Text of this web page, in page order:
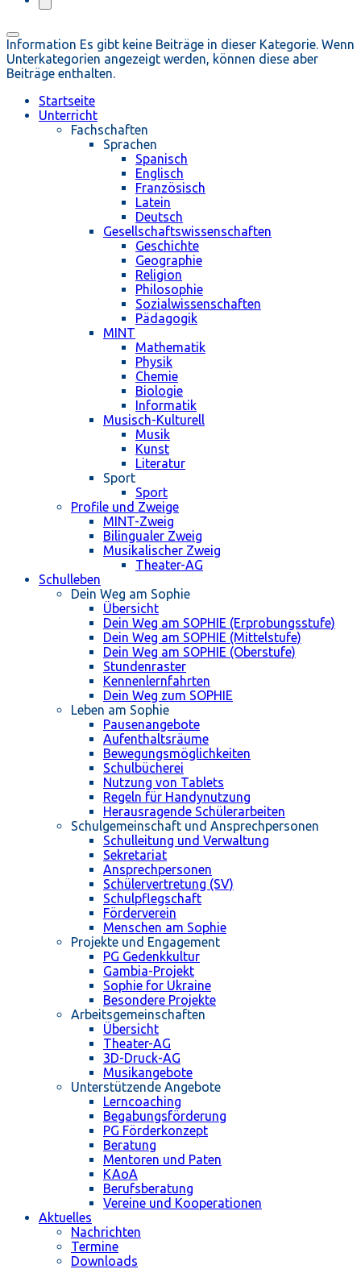
Information Es gibt keine Beiträge in dieser Kategorie. Wenn
Unterkategorien angezeigt werden, können diese aber
Beiträge enthalten.
Startseite
Unterricht
Fachschaften
Sprachen
Spanisch
Englisch
Französisch
Latein
Deutsch
Gesellschaftswissenschaften
Geschichte
Geographie
Religion
Philosophie
Sozialwissenschaften
Pädagogik
MINT
Mathematik
Physik
Chemie
Biologie
Informatik
Musisch-Kulturell
Musik
Kunst
Literatur
Sport
Sport
Profile und Zweige
MINT-Zweig
Bilingualer Zweig
Musikalischer Zweig
Theater-AG
Schulleben
Dein Weg am Sophie
Übersicht
Dein Weg am SOPHIE (Erprobungsstufe)
Dein Weg am SOPHIE (Mittelstufe)
Dein Weg am SOPHIE (Oberstufe)
Stundenraster
Kennenlernfahrten
Dein Weg zum SOPHIE
Leben am Sophie
Pausenangebote
Aufenthaltsräume
Bewegungsmöglichkeiten
Schulbücherei
Nutzung von Tablets
Regeln für Handynutzung
Herausragende Schülerarbeiten
Schulgemeinschaft und Ansprechpersonen
Schulleitung und Verwaltung
Sekretariat
Ansprechpersonen
Schülervertretung (SV)
Schulpflegschaft
Förderverein
Menschen am Sophie
Projekte und Engagement
PG Gedenkkultur
Gambia-Projekt
Sophie for Ukraine
Besondere Projekte
Arbeitsgemeinschaften
Übersicht
Theater-AG
3D-Druck-AG
Musikangebote
Unterstützende Angebote
Lerncoaching
Begabungsförderung
PG Förderkonzept
Beratung
Mentoren und Paten
KAoA
Berufsberatung
Vereine und Kooperationen
Aktuelles
Nachrichten
Termine
Downloads